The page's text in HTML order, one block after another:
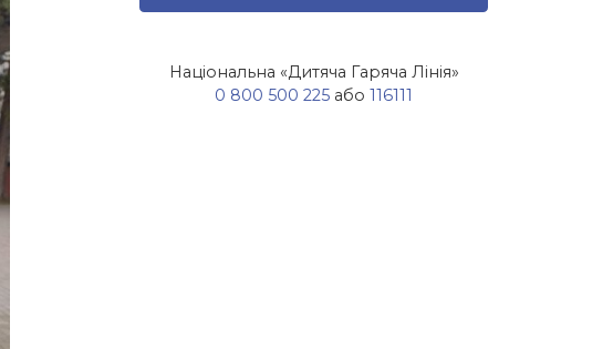
Національна «Дитяча Гаряча Лінія»
0 800 500 225 або116111